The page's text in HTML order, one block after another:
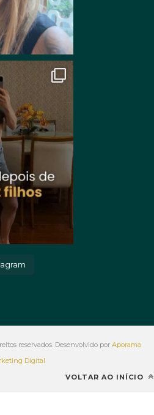
reservados. Desenvolvido por Aporama
Digital
VOLTAR AO INÍCIO